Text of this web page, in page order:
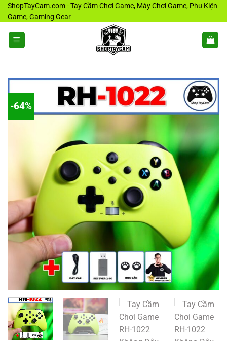
Bỏ
qua
nội
dung
ShopTayCam.com - Tay Cầm Chơi Game, Máy Chơi Game, Phụ Kiện
Game, Gaming Gear
-64%